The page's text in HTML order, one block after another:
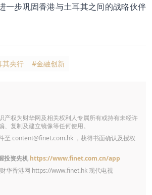
一步巩固香港与土耳其之间的战略伙伴
其央行 #金融创新
产权为财华网及相关权利人专属所有或持有未经许
复制及建立镜像等任何使用。
至 content@finet.com.hk ，获得书面确认及授权
投资先机 https://www.finet.com.cn/app
华香港网 https://www.finet.hk现代电视